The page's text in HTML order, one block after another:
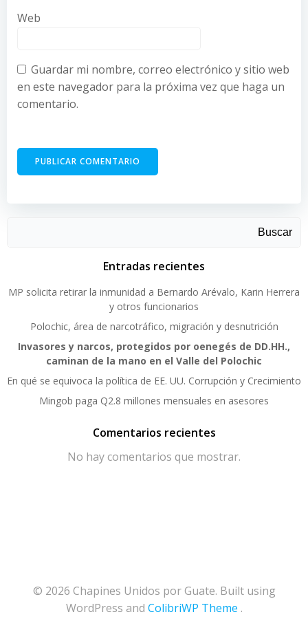
Web
Guardar mi nombre, correo electrónico y sitio web
en este navegador para la próxima vez que haga un
comentario.
Buscar
Entradas recientes
MP solicita retirar la inmunidad a Bernardo Arévalo, Karin Herrera
y otros funcionarios
Polochic, área de narcotráfico, migración y desnutrición
Invasores y narcos, protegidos por oenegés de DD.HH.,
caminan de la mano en el Valle del Polochic
En qué se equivoca la política de EE. UU. Corrupción y Crecimiento
Mingob paga Q2.8 millones mensuales en asesores
Comentarios recientes
No hay comentarios que mostrar.
© 2026 Chapines Unidos por Guate. Built using
WordPress and ColibriWP Theme .